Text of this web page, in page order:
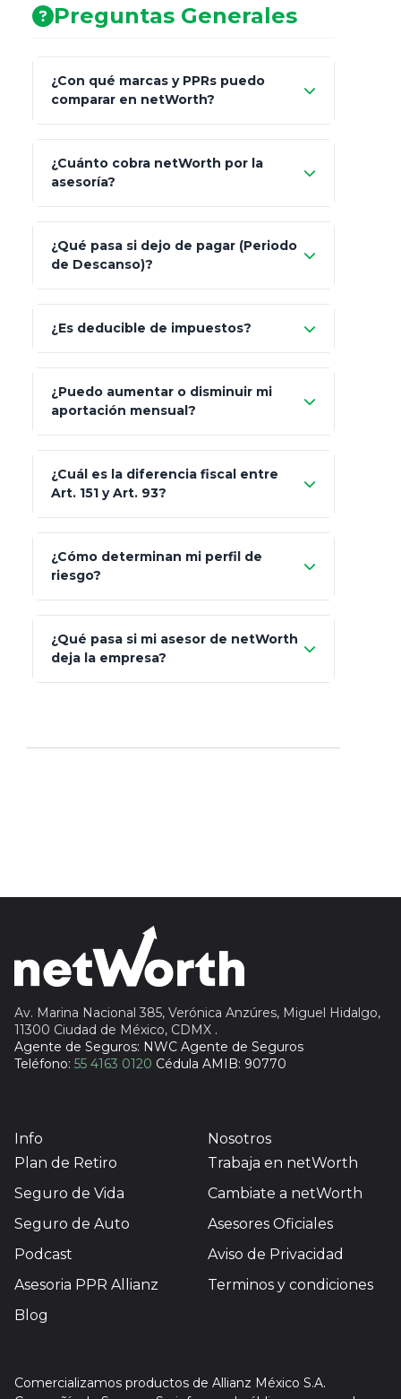
Preguntas Generales
¿Con qué marcas y PPRs puedo
comparar en netWorth?
GNP (Proyecta)
Seguros Monterrey
Skandia (Crea)
MetLife (MetaLife)
Prudential
Insignia Life
¿Cuánto cobra netWorth por la
asesoría?
¿Qué pasa si dejo de pagar (Periodo
de Descanso)?
¿Es deducible de impuestos?
¿Puedo aumentar o disminuir mi
aportación mensual?
¿Cuál es la diferencia fiscal entre
Art. 151 y Art. 93?
Art.
93
totalmente
libres de impuestos
¿Cómo determinan mi perfil de
riesgo?
¿Qué pasa si mi asesor de netWorth
deja la empresa?
reasigna
Av. Marina Nacional 385, Verónica Anzúres, Miguel Hidalgo,
11300 Ciudad de México, CDMX .
Agente de Seguros: NWC Agente de Seguros
Teléfono: 55 4163 0120 Cédula AMIB: 90770
Info
Plan de Retiro
Seguro de Vida
Seguro de Auto
Podcast
Asesoria PPR Allianz
Blog
Nosotros
Trabaja en netWorth
Cambiate a netWorth
Asesores Oficiales
Aviso de Privacidad
Terminos y condiciones
Comercializamos productos de Allianz México S.A.